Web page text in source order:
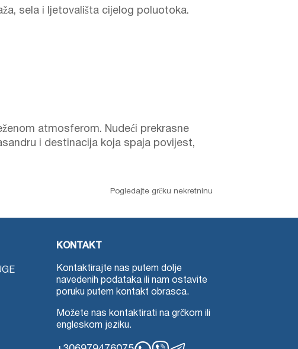
sela i ljetovališta cijelog poluotoka.
atmosferom. Nudeći prekrasne
i destinacija koja spaja povijest,
Pogledajte grčku nekretninu
KONTAKT
Kontaktirajte nas putem dolje
navedenih podataka ili nam ostavite
poruku putem kontakt obrasca.
Možete nas kontaktirati na grčkom ili
engleskom jeziku.